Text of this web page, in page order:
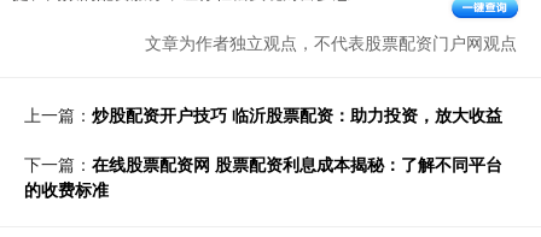
文章为作者独立观点，不代表股票配资门户网观点
上一篇： 炒股配资开户技巧 临沂股票配资：助力投资，放大收益
下一篇： 在线股票配资网 股票配资利息成本揭秘：了解不同平台
的收费标准